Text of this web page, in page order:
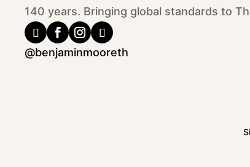
140 years. Bringing global standards to
@benjaminmooreth